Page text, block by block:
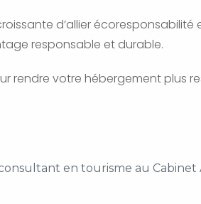
d’allier
responsable et durable.
rendre votre hébergement plus
en tourisme au Cabinet